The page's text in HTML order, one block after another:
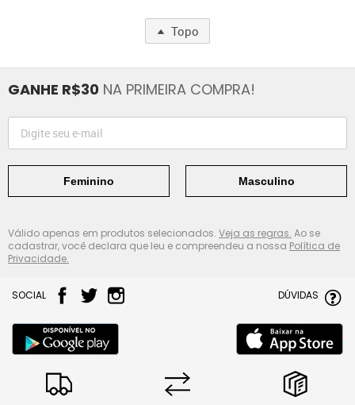
Topo
GANHE R$30 NA PRIMEIRA COMPRA!
Feminino Masculino
Válido apenas em produtos selecionados. Veja as regras. Ao se
cadastrar, você declara que leu e compreendeu a nossa Política de
Privacidade.
SOCIAL DÚVIDAS